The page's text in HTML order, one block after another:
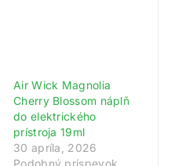
Air Wick Magnolia
Cherry Blossom náplň
do elektrického
prístroja 19ml
30 apríla, 2026
Podobný príspevok